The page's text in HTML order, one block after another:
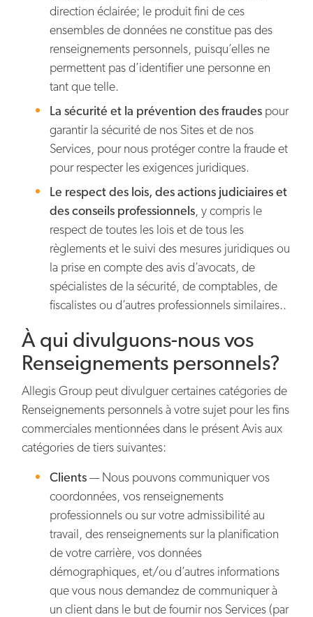
direction éclairée; le produit fini de ces
ensembles de données ne constitue pas des
renseignements personnels, puisqu’elles ne
permettent pas d’identifier une personne en
tant que telle.
La sécurité et la prévention des fraudes pour
garantir la sécurité de nos Sites et de nos
Services, pour nous protéger contre la fraude et
pour respecter les exigences juridiques.
Le respect des lois, des actions judiciaires et
des conseils professionnels , y compris le
respect de toutes les lois et de tous les
règlements et le suivi des mesures juridiques ou
la prise en compte des avis d’avocats, de
spécialistes de la sécurité, de comptables, de
fiscalistes ou d’autres professionnels similaires..
À qui divulguons-nous vos
Renseignements personnels?
Allegis Group peut divulguer certaines catégories de
Renseignements personnels à votre sujet pour les fins
commerciales mentionnées dans le présent Avis aux
catégories de tiers suivantes:
Clients— Nous pouvons communiquer vos
coordonnées, vos renseignements
professionnels ou sur votre admissibilité au
travail, des renseignements sur la planification
de votre carrière, vos données
démographiques, et/ou d’autres informations
que vous nous demandez de communiquer à
un client dans le but de fournir nos Services (par